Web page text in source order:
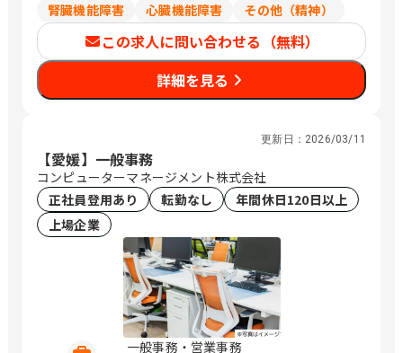
腎臓機能障害
心臓機能障害 その他（精神）
この求人に問い合わせる（無料）
詳細を見る
更新日： 2026/03/11
【愛媛】一般事務
コンピューターマネージメント株式会社
正社員登用あり
転勤なし
年間休日120日以上
上場企業
一般事務・営業事務